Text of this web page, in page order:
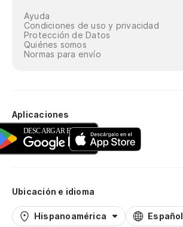
Ayuda
Condiciones de uso y privacidad
Protección de Datos
Quiénes somos
Normas para envío
Aplicaciones
Ubicación e idioma
Hispanoamérica Español